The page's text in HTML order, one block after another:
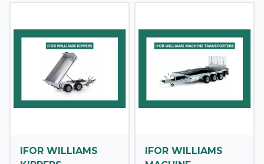
IFOR WILLIAMS
IFOR WILLIAMS